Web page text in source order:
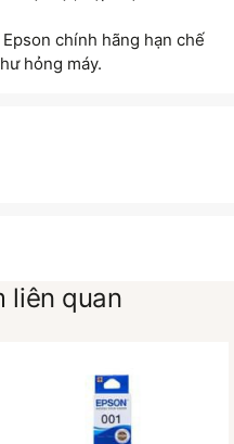
Epson chính hãng hạn chế
hỏng máy.
liên quan